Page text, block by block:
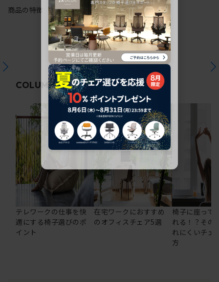
商品の特徴
COLUMN関連コラム
テレワークの仕事を快
適にする椅子選びのポ
イント
在宅ワークにおすすめ
のオフィスチェア5選
椅子に座って
れる！？その
れにくいチェ
方